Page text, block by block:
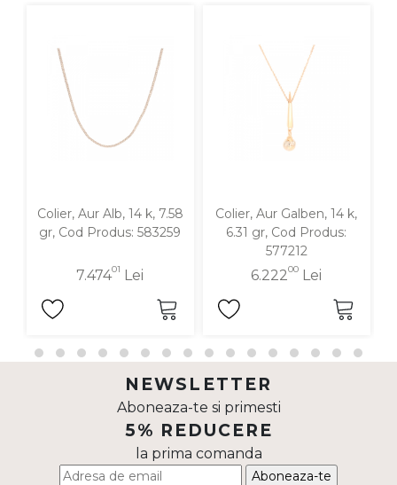
Diamante
Colier, Aur Alb, 14 k, 7.58
gr, Cod Produs: 583259
7.47401 Lei
Colier, Aur Galben, 14 k,
6.31 gr, Cod Produs:
577212
6.22200 Lei
NEWSLETTER
Aboneaza-te si primesti
5% REDUCERE
la prima comanda
Aboneaza-te